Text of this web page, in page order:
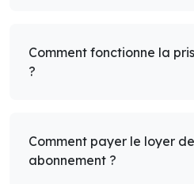
Comment fonctionne la
?
Comment payer le loyer
abonnement ?